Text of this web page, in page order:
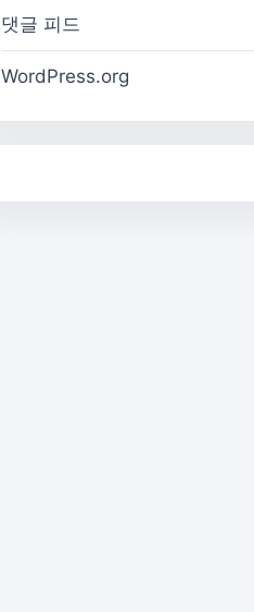
댓글 피드
WordPress.org